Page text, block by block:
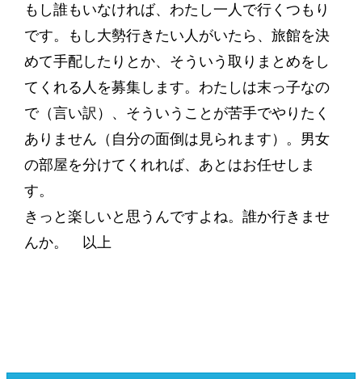
もし誰もいなければ、わたし一人で行くつもり
です。もし大勢行きたい人がいたら、旅館を決
めて手配したりとか、そういう取りまとめをし
てくれる人を募集します。わたしは末っ子なの
で（言い訳）、そういうことが苦手でやりたく
ありません（自分の面倒は見られます）。男女
の部屋を分けてくれれば、あとはお任せしま
す。
きっと楽しいと思うんですよね。誰か行きませ
んか。 以上